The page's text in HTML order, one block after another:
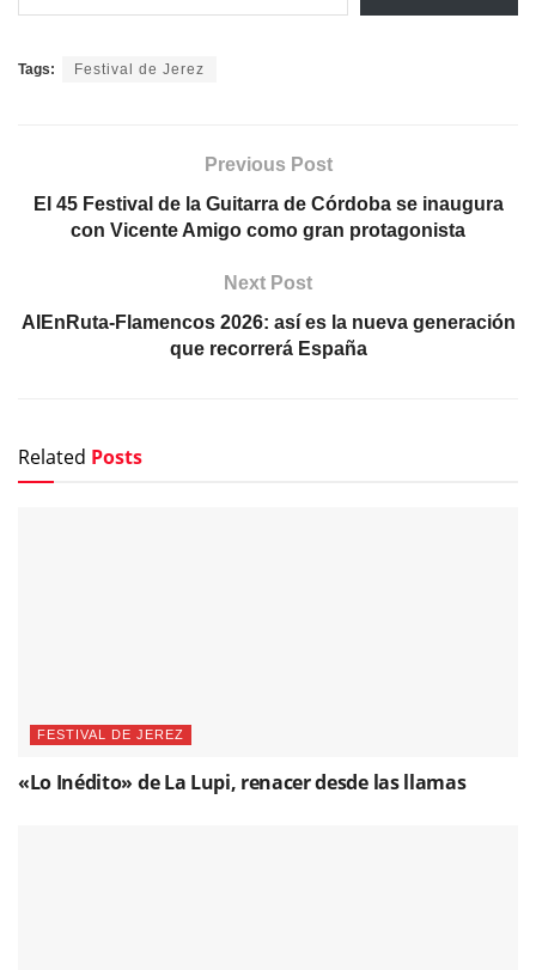
Tags: Festival de Jerez
Previous Post
El 45 Festival de la Guitarra de Córdoba se inaugura
con Vicente Amigo como gran protagonista
Next Post
AIEnRuta-Flamencos 2026: así es la nueva generación
que recorrerá España
Related Posts
FESTIVAL DE JEREZ
«Lo Inédito» de La Lupi, renacer desde las llamas